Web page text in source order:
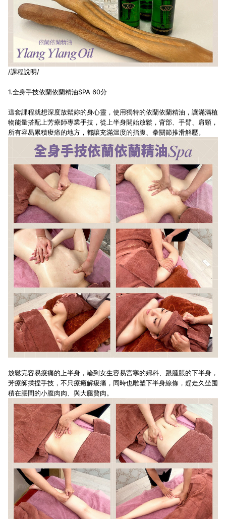
/課程說明/
1.全身手技依蘭依蘭精油SPA 60分
這套課程就想深度放鬆妳的身心靈，使用獨特的依蘭依蘭精油，讓滿滿植
物能量搭配上芳療師專業手技，從上半身開始放鬆，背部、手臂、肩頸，
所有容易累積痠痛的地方，都讓充滿溫度的指腹、拳關節推滑解壓。
放鬆完容易痠痛的上半身，輪到女生容易宮寒的婦科、跟腫脹的下半身，
芳療師揉捏手技，不只療癒解痠痛，同時也雕塑下半身線條，趕走久坐囤
積在腰間的小腹肉肉、與大腿贅肉。